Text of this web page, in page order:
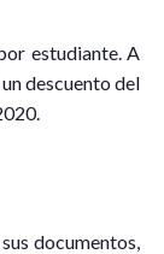
estudiante. A
descuento del
documentos,